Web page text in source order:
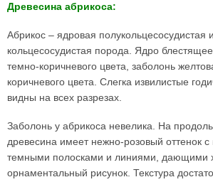
Древесина абрикоса:
Абрикос – ядровая полукольцесосудистая
кольцесосудистая порода. Ядро
темно-коричневого цвета, заболонь
коричневого цвета. Слегка извилистые
видны на всех разрезах.
Заболонь у абрикоса невелика. На
древесина имеет нежно-розовый оттенок
темными полосками и линиями, дающими
орнаментальный рисунок. Текстура